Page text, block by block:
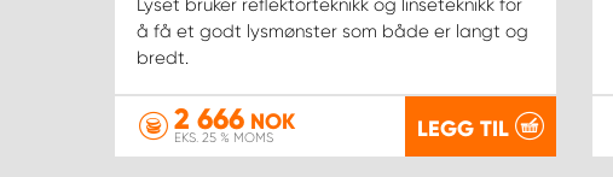
Lyset bruker reflektorteknikk og linseteknikk for
å få et godt lysmønster som både er langt og
bredt.
2 666 NOK
EKS. 25 % MOMS LEGG TIL